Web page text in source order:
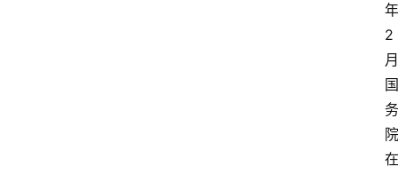
年
2
月
国
务
院
在